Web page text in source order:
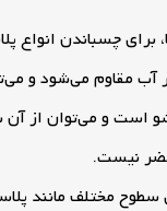
چسباندن انواع
مقاوم می‌شود و
و می‌توان از آن
نیست.
مختلف مانند